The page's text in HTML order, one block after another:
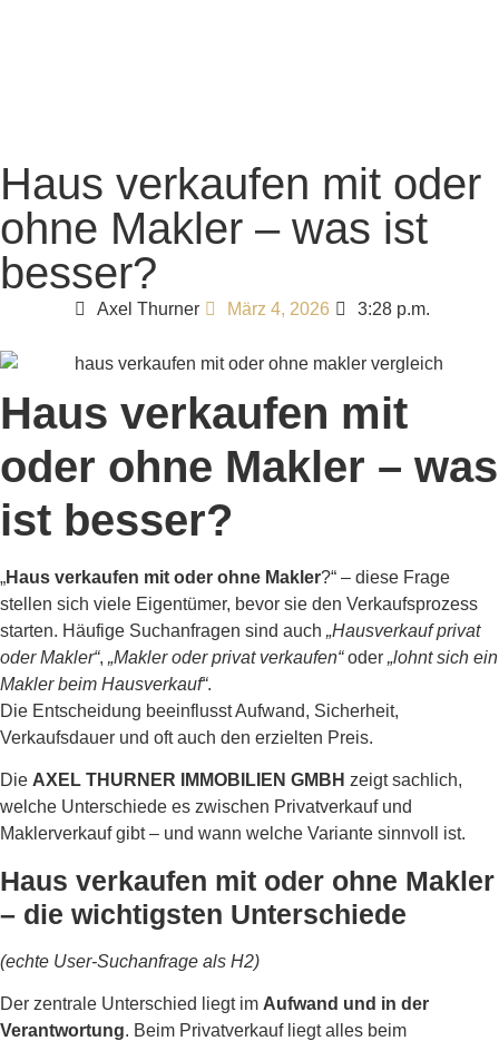
Haus verkaufen mit oder
ohne Makler – was ist
besser?
Axel Thurner März 4, 2026 3:28 p.m.
Haus verkaufen mit
oder ohne Makler – was
ist besser?
„Haus verkaufen mit oder ohne Makler?“ – diese Frage
stellen sich viele Eigentümer, bevor sie den Verkaufsprozess
starten. Häufige Suchanfragen sind auch „Hausverkauf privat
oder Makler“, „Makler oder privat verkaufen“oder „lohnt sich ein
Makler beim Hausverkauf“.
Die Entscheidung beeinflusst Aufwand, Sicherheit,
Verkaufsdauer und oft auch den erzielten Preis.
Die AXEL THURNER IMMOBILIEN GMBH zeigt sachlich,
welche Unterschiede es zwischen Privatverkauf und
Maklerverkauf gibt – und wann welche Variante sinnvoll ist.
Haus verkaufen mit oder ohne Makler
– die wichtigsten Unterschiede
(echte User-Suchanfrage als H2)
Der zentrale Unterschied liegt im Aufwand und in der
Verantwortung. Beim Privatverkauf liegt alles beim